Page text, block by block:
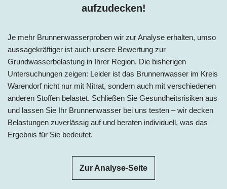
aufzudecken!
Je mehr Brunnenwasserproben wir zur Analyse erhalten, umso
aussagekräftiger ist auch unsere Bewertung zur
Grundwasserbelastung in Ihrer Region. Die bisherigen
Untersuchungen zeigen: Leider ist das Brunnenwasser im Kreis
Warendorf nicht nur mit Nitrat, sondern auch mit verschiedenen
anderen Stoffen belastet. Schließen Sie Gesundheitsrisiken aus
und lassen Sie Ihr Brunnenwasser bei uns testen – wir decken
Belastungen zuverlässig auf und beraten individuell, was das
Ergebnis für Sie bedeutet.
Zur Analyse-Seite